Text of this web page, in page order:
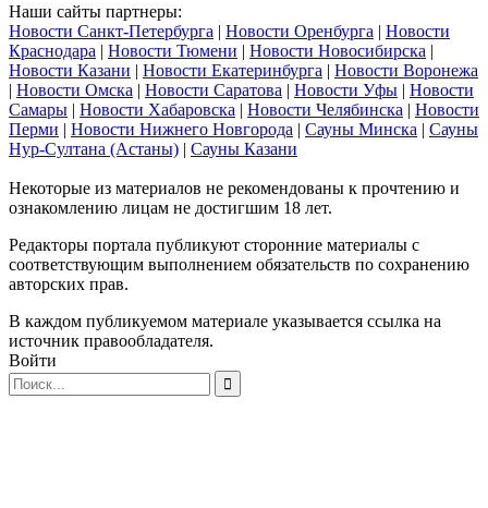
Наши сайты партнеры:
Новости Санкт-Петербурга | Новости Оренбурга | Новости
Краснодара | Новости Тюмени | Новости Новосибирска |
Новости Казани | Новости Екатеринбурга | Новости Воронежа
| Новости Омска | Новости Саратова | Новости Уфы | Новости
Самары | Новости Хабаровска | Новости Челябинска | Новости
Перми | Новости Нижнего Новгорода | Сауны Минска | Сауны
Нур-Султана (Астаны) | Сауны Казани
Некоторые из материалов не рекомендованы к прочтению и
ознакомлению лицам не достигшим 18 лет.
Редакторы портала публикуют сторонние материалы с
соответствующим выполнением обязательств по сохранению
авторских прав.
В каждом публикуемом материале указывается ссылка на
источник правообладателя.
Войти